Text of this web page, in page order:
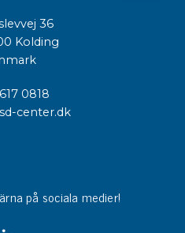
36
Kolding
0818
center.dk
på sociala medier!